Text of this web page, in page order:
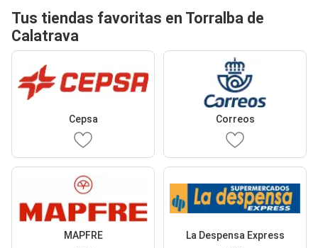
Tus tiendas favoritas en Torralba de
Calatrava
Cepsa Correos
MAPFRE La Despensa Express